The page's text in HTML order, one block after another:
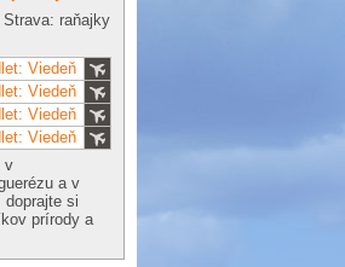
Strava: raňajky
Viedeň
Viedeň
Viedeň
Viedeň
v
a v
si
prírody a